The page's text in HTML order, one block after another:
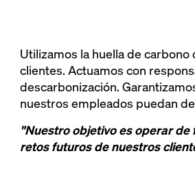
Utilizamos la huella de
clientes. Actuamos con
descarbonización.
nuestros empleados puedan
"Nuestro objetivo es operar
retos futuros de nuestros